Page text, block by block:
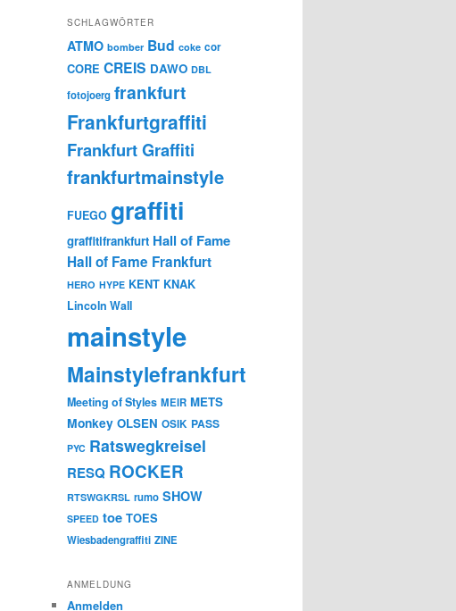
SCHLAGWÖRTER
ATMO bomber Bud coke cor
CORE CREIS DAWO DBL
fotojoerg frankfurt
Frankfurtgraffiti
Frankfurt Graffiti
frankfurtmainstyle
FUEGO graffiti
graffitifrankfurt Hall of Fame
Hall of Fame Frankfurt
HERO HYPE KENT KNAK
Lincoln Wall
mainstyle
Mainstylefrankfurt
Meeting of Styles MEIR METS
Monkey OLSEN OSIK PASS
PYC Ratswegkreisel
RESQ ROCKER
RTSWGKRSL rumo SHOW
SPEED toe TOES
Wiesbadengraffiti ZINE
ANMELDUNG
Anmelden